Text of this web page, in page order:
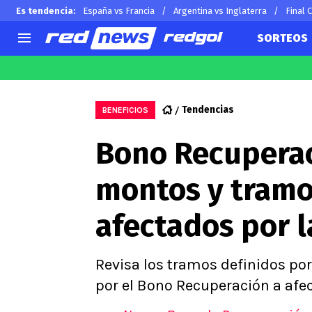
Es tendencia: España vs Francia Argentina vs Inglaterra Final
Selección Chilena
U de Chile
U Católica
Campeonato Nacional
Primera B
Segunda División
Copa Chile
Supercopa Chile
Campeonato Femenino
Claudio
Ben
SORTEOS
BENEFICIOS Tendencias
Bono
montos y
afectados por
Revisa los tramos definidos
por el Bono Recuperación a